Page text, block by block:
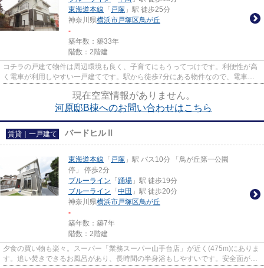
東海道本線 「 戸塚 」駅 徒歩25分
神奈川県横浜市戸塚区鳥が丘
-
築年数：築33年
階数：2階建
コチラの戸建て物件は周辺環境も良く、子育てにもうってつけです。利便性が高
く電車が利用しやすい一戸建てです。駅から徒歩7分にある物件なので、電車利
現在空室情報がありません。
河原邸B棟へのお問い合わせはこちら
賃貸｜一戸建て バードヒルⅡ
東海道本線 「 戸塚 」駅 バス10分 「鳥が丘第一公園
停」 停歩2分
ブルーライン 「 踊場 」駅 徒歩19分
ブルーライン 「 中田 」駅 徒歩20分
神奈川県横浜市戸塚区鳥が丘
-
築年数：築7年
階数：2階建
夕食の買い物も楽々。スーパー「業務スーパー山手台店」が近く(475m)にありま
す。追い焚きできるお風呂があり、長時間の半身浴もしやすいです。安全面がご